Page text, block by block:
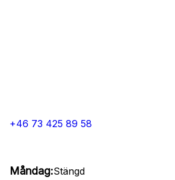
+46 73 425 89 58
Måndag:Stängd